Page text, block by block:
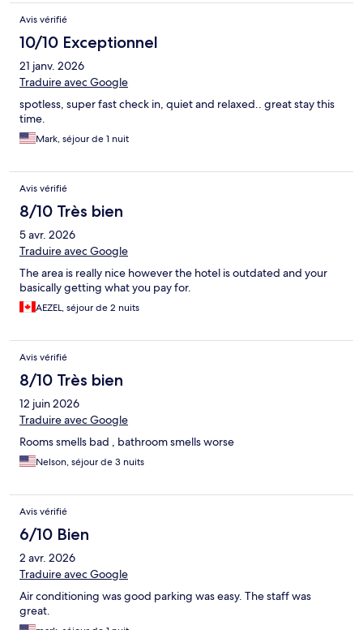
Avis vérifié
10/10 Exceptionnel
21 janv. 2026
Traduire avec Google
spotless, super fast check in, quiet and relaxed.. great stay this
time.
Mark, séjour de 1 nuit
Avis vérifié
8/10 Très bien
5 avr. 2026
Traduire avec Google
The area is really nice however the hotel is outdated and your
basically getting what you pay for.
AEZEL, séjour de 2 nuits
Avis vérifié
8/10 Très bien
12 juin 2026
Traduire avec Google
Rooms smells bad , bathroom smells worse
Nelson, séjour de 3 nuits
Avis vérifié
6/10 Bien
2 avr. 2026
Traduire avec Google
Air conditioning was good parking was easy. The staff was
great.